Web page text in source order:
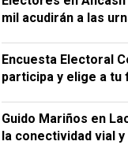
mil acudirán a las
Encuesta Electoral
participa y elige a tu
Guido Mariños en
la conectividad vial